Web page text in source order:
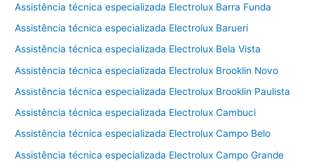
Assistência técnica especializada Electrolux Barra Funda
Assistência técnica especializada Electrolux Barueri
Assistência técnica especializada Electrolux Bela Vista
Assistência técnica especializada Electrolux Brooklin Novo
Assistência técnica especializada Electrolux Brooklin Paulista
Assistência técnica especializada Electrolux Cambuci
Assistência técnica especializada Electrolux Campo Belo
Assistência técnica especializada Electrolux Campo Grande